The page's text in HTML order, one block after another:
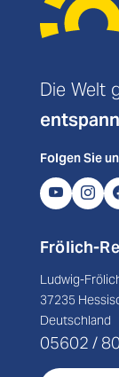
Die Welt
Folgen Sie
Frölich-
Ludwig-
37235
Deutschland
05602 /